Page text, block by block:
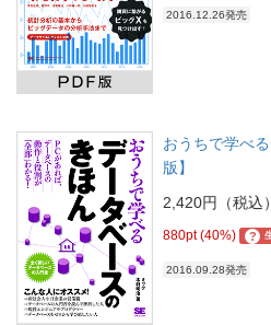
2016.12.26発売
おうちで学べ
版】
2,420円（税込）
880pt (40%) ?
2016.09.28発売